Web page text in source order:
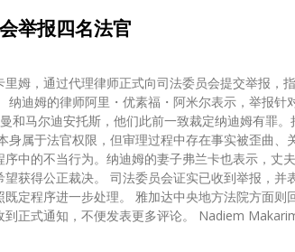
举报四名法官
姆，通过代理律师正式向司法委员会提交举报，
和马尔迪安托斯，他们此前一致裁定纳迪姆有罪。
中的不当行为。纳迪姆的妻子弗兰卡也表示，丈
到举报，并表示将按照规定对内
地方法院方面则回应称，任何公民均
有权依法举报涉嫌违规行为，目前法院尚未收到正式通知，